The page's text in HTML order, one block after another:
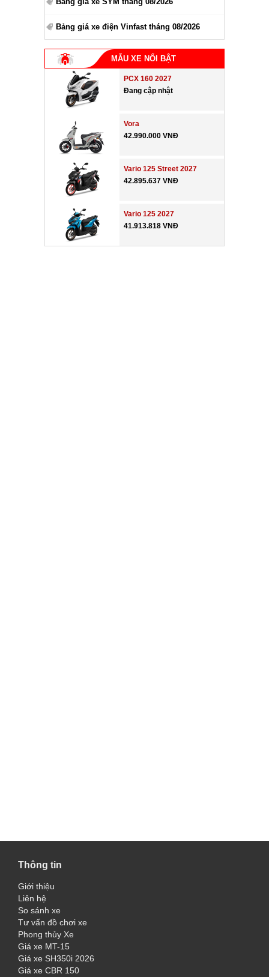
Bảng giá xe điện Vinfast tháng 08/2026
MẪU XE NỔI BẬT
PCX 160 2027
Đang cập nhật
Vora
42.990.000 VNĐ
Vario 125 Street 2027
42.895.637 VNĐ
Vario 125 2027
41.913.818 VNĐ
Thông tin
Giới thiệu
Liên hệ
So sánh xe
Tư vấn đồ chơi xe
Phong thủy Xe
Giá xe MT-15
Giá xe SH350i 2026
Giá xe CBR 150